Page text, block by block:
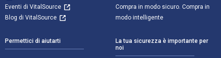
Eventi di VitalSource
Blog di VitalSource
Compra in modo sicuro. Compra in
modo intelligente
Permettici di aiutarti
La tua sicurezza è importante per
noi